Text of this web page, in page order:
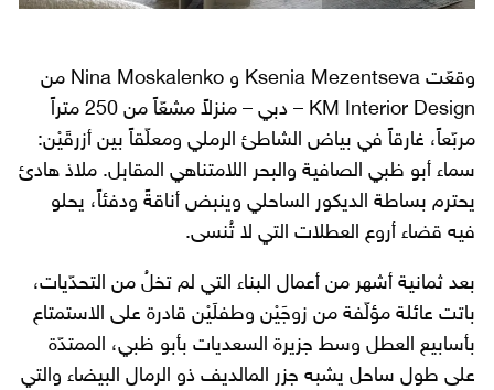
وقعّت Ksenia Mezentseva و Nina Moskalenko من
KM Interior Design – دبي – منزلاً مشعّاً من 250 متراً
مربّعاً، غارقاً في بياض الشاطئ الرملي ومعلّقاً بين أزرقَيْن:
سماء أبو ظبي الصافية والبحر اللامتناهي المقابل. ملاذ هادئ
يحترم بساطة الديكور الساحلي وينبض أناقةً ودفئاً، يحلو
فيه قضاء أروع العطلات التي لا تُنسى.
بعد ثمانية أشهر من أعمال البناء التي لم تخلُ من التحدّيات،
باتت عائلة مؤلّفة من زوجَيْن وطفلَيْن قادرة على الاستمتاع
بأسابيع العطل وسط جزيرة السعديات بأبو ظبي، الممتدّة
على طول ساحل يشبه جزر المالديف ذو الرمال البيضاء والتي